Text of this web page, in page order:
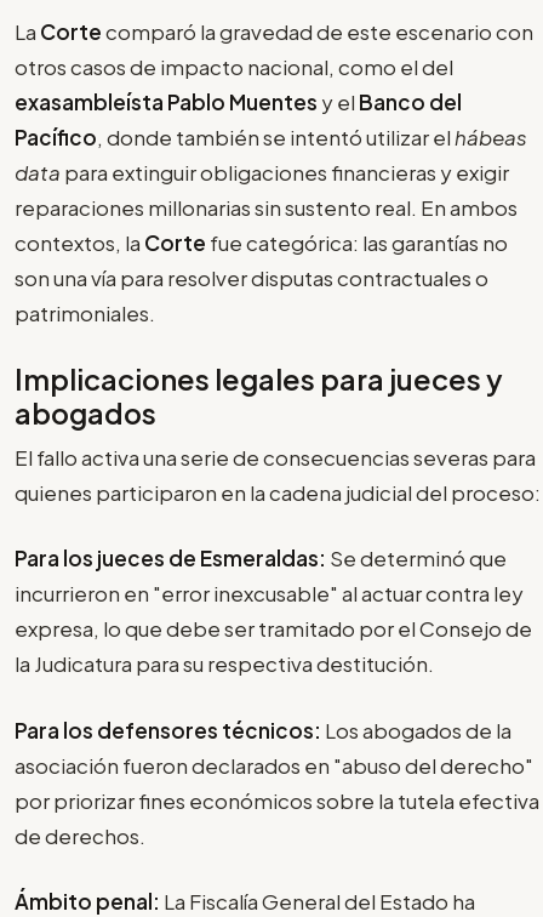
La Cortecomparó la gravedad de este escenario con
otros casos de impacto nacional, como el del
exasambleísta Pablo Muentes y el Banco del
Pacífico, donde también se intentó utilizar el hábeas
data para extinguir obligaciones financieras y exigir
reparaciones millonarias sin sustento real. En ambos
contextos, la Corte fue categórica: las garantías no
son una vía para resolver disputas contractuales o
patrimoniales.
Implicaciones legales para jueces y
abogados
El fallo activa una serie de consecuencias severas para
quienes participaron en la cadena judicial del proceso:
Para los jueces de Esmeraldas: Se determinó que
incurrieron en "error inexcusable" al actuar contra ley
expresa, lo que debe ser tramitado por el Consejo de
la Judicatura para su respectiva destitución.
Para los defensores técnicos: Los abogados de la
asociación fueron declarados en "abuso del derecho"
por priorizar fines económicos sobre la tutela efectiva
de derechos.
Ámbito penal: La Fiscalía General del Estado ha